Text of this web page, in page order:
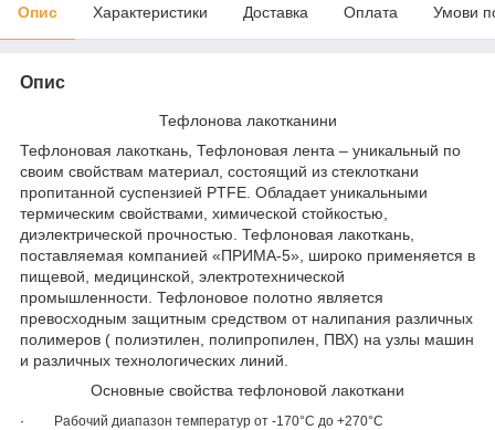
Опис Характеристики Доставка Оплата Умови
Опис
Тефлонова лакотканини
Тефлоновая лакоткань , Тефлоновая лента – уникальный по
своим свойствам материал, состоящий из стеклоткани
пропитанной суспензией PTFE . Обладает уникальными
термическим свойствами, химической стойкостью,
диэлектрической прочностью. Тефлоновая лакоткань,
поставляемая компанией «ПРИМА-5», широко применяется в
пищевой, медицинской, электротехнической
промышленности. Тефлоновое полотно является
превосходным защитным средством от налипания различных
полимеров ( полиэтилен, полипропилен, ПВХ) на узлы машин
и различных технологических линий.
Основные свойства тефлоновой лакоткани
·
Рабочий диапазон температур от -170°C до +270°C